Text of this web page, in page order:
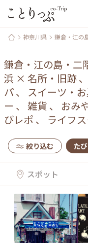
神奈川県 鎌倉・江の
鎌倉・江の島・二
浜 × 名所・旧跡、
パ、 スイーツ・
ー 、 雑貨 、 おみ
びレポ 、 ライフ
絞り込む た
スポット